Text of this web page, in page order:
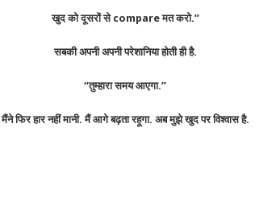
खुद को दूसरों से compare मत करो.”
सबकी अपनी अपनी परेशानिया होती ही है.
“तुम्हारा समय आएगा.”
मैंने फिर हार नहीं मानी. मैं आगे बढ़ता रहूगा. अब मुझे खुद पर विश्वास है.